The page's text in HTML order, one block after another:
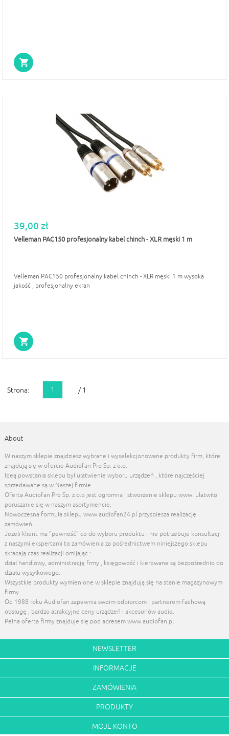
39,00 zł
Velleman PAC150 profesjonalny kabel chinch - XLR męski 1 m
Velleman PAC150 profesjonalny kabel chinch - XLR męski 1 m wysoka
jakość , profesjonalny ekran
Strona: 1 / 1
About
W naszym sklepie znajdziesz wybrane i wyselekcjonowane produkty firm, które
znajdują się w ofercie Audiofan Pro Sp. z o.o.
Ideą powstania sklepu był ułatwienie wyboru urządzeń , które najczęściej
sprzedawane są w Naszej firmie.
Oferta Audiofan Pro Sp. z o.o jest ogromna i stworzenie sklepu www. ułatwiło
poruszanie się w naszym asortymencie.
Nowoczesna formuła sklepu www.audiofan24.pl przyspiesza realizację
zamówień .
Jeżeli klient ma "pewność" co do wyboru produktu i nie potrzebuje konsultacji
z naszymi ekspertami to zamówienia za pośrednictwem niniejszego sklepu
skracają czas realizacji omijając :
dział handlowy, administrację frmy , księgowość i kierowane są bezpośrednio do
działu wysyłkowego.
Wszystkie produkty wymienione w sklepie znajdują się na stanie magazynowym
firmy.
Od 1988 roku Audiofan zapewnia swoim odbiorcom i partnerom fachową
obsługę , bardzo atrakcyjne ceny urządzeń i akcesoriów audio.
Pełna oferta firmy znajduje się pod adresem www.audiofan.pl
NEWSLETTER
INFORMACJE
ZAMÓWIENIA
PRODUKTY
MOJE KONTO